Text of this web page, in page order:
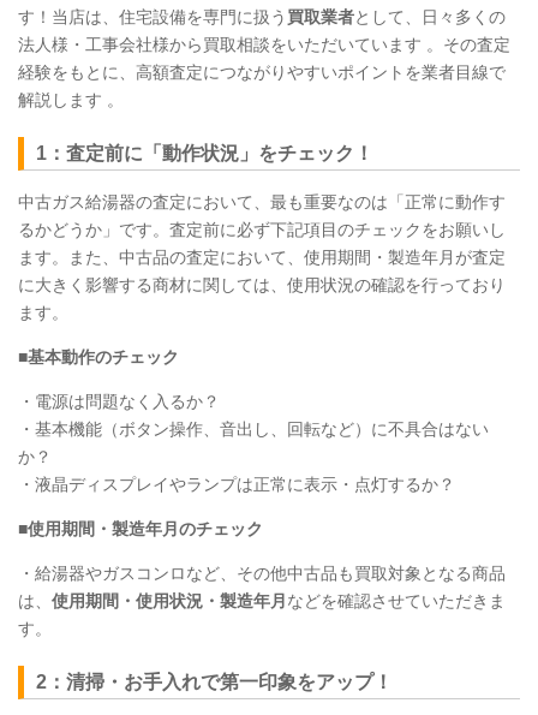
す！当店は、住宅設備を専門に扱う 買取業者として、日々多くの
法人様・工事会社様から買取相談をいただいています 。その査定
経験をもとに、高額査定につながりやすいポイントを業者目線で
解説します 。
1：査定前に「動作状況」をチェック！
中古ガス給湯器の査定において、最も重要なのは「正常に動作す
るかどうか」です。査定前に必ず下記項目のチェックをお願いし
ます。また、中古品の査定において、使用期間・製造年月が査定
に大きく影響する商材に関しては、使用状況の確認を行っており
ます。
■基本動作のチェック
・電源は問題なく入るか？
・基本機能（ボタン操作、音出し、回転など）に不具合はない
か？
・液晶ディスプレイやランプは正常に表示・点灯するか？
■使用期間・製造年月のチェック
・給湯器やガスコンロなど、その他中古品も買取対象となる商品
は、 使用期間・使用状況・製造年月 などを確認させていただきま
す。
2：清掃・お手入れで第一印象をアップ！